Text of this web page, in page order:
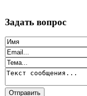
Задать вопрос